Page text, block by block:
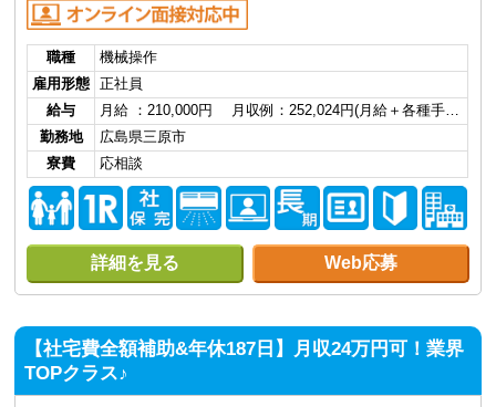
職種
機械操作
雇用形態
正社員
給与
月給 ：210,000円 月収例：252,024円(月給＋各種手…
勤務地
広島県三原市
寮費
応相談
詳細を見る Web応募
【社宅費全額補助&年休187日】月収24万円可！業界
TOPクラス♪